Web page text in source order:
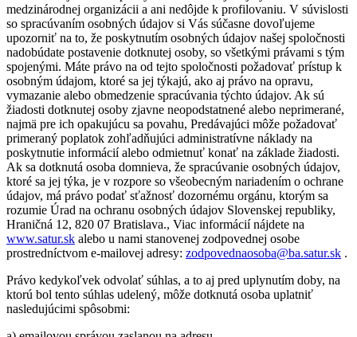
medzinárodnej organizácii a ani nedôjde k profilovaniu. V súvislosti
so spracúvaním osobných údajov si Vás súčasne dovoľujeme
upozorniť na to, že poskytnutím osobných údajov našej spoločnosti
nadobúdate postavenie dotknutej osoby, so všetkými právami s tým
spojenými. Máte právo na od tejto spoločnosti požadovať prístup k
osobným údajom, ktoré sa jej týkajú, ako aj právo na opravu,
vymazanie alebo obmedzenie spracúvania týchto údajov. Ak sú
žiadosti dotknutej osoby zjavne neopodstatnené alebo neprimerané,
najmä pre ich opakujúcu sa povahu, Predávajúci môže požadovať
primeraný poplatok zohľadňujúci administratívne náklady na
poskytnutie informácií alebo odmietnuť konať na základe žiadosti.
Ak sa dotknutá osoba domnieva, že spracúvanie osobných údajov,
ktoré sa jej týka, je v rozpore so všeobecným nariadením o ochrane
údajov, má právo podať sťažnosť dozornému orgánu, ktorým sa
rozumie Úrad na ochranu osobných údajov Slovenskej republiky,
Hraničná 12, 820 07 Bratislava., Viac informácií nájdete na
www.satur.sk alebo u nami stanovenej zodpovednej osobe
prostredníctvom e-mailovej adresy: zodpovednaosoba@ba.satur.sk .
Právo kedykoľvek odvolať súhlas, a to aj pred uplynutím doby, na
ktorú bol tento súhlas udelený, môže dotknutá osoba uplatniť
nasledujúcimi spôsobmi: